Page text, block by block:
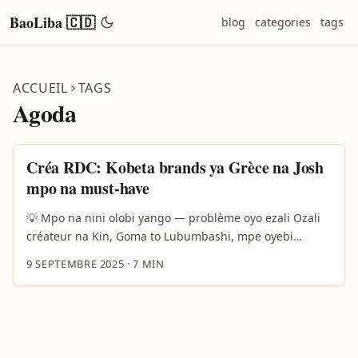
BaoLiba 🇨🇩 blog categories tags
ACCUEIL TAGS
Agoda
Créa RDC: Kobeta brands ya Grèce na Josh
mpo na must-have
💡 Mpo na nini olobi yango — problème oyo ezali Ozali
créateur na Kin, Goma to Lubumbashi, mpe oyebi
accessoires ya voyage, mpe must-haves oyo audience na
yo ebetaka. Osengi kozua contract mpo na kolakisa ba
9 SEPTEMBRE 2025 ·7 MIN